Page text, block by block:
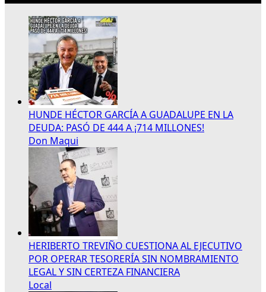
HUNDE HÉCTOR GARCÍA A GUADALUPE EN LA
DEUDA: PASÓ DE 444 A ¡714 MILLONES!
Don Maqui
HERIBERTO TREVIÑO CUESTIONA AL EJECUTIVO
POR OPERAR TESORERÍA SIN NOMBRAMIENTO
LEGAL Y SIN CERTEZA FINANCIERA
Local